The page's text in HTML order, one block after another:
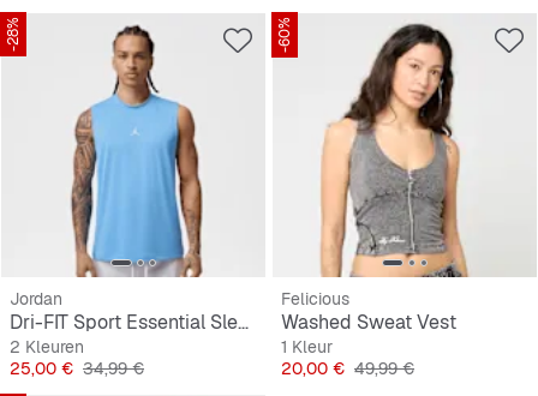
-28%
Jordan
Dri-FIT Sport Essential Sleeveless Top
2 Kleuren
Prijs
25,00 € Originele Prijs
34,99 €
-60%
Felicious
Washed Sweat Vest
1 Kleur
Prijs
20,00 € Originele Prijs
49,99 €